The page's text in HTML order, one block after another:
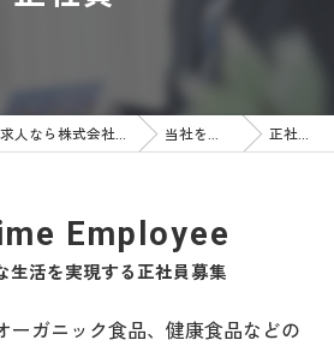
栃木県鹿沼市で営業の求人なら株式会社東条 当社を知る 正社員
生活を実現する正社員募集
Employee
ーガニック食品、健康食品などの